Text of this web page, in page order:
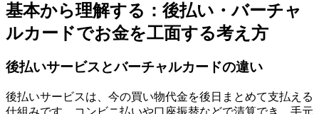
基本から理解する：後払い・バーチャ
ルカードでお金を工面する考え方
後払いサービスとバーチャルカードの違い
後払いサービスは、今の買い物代金を後日まとめて支払える